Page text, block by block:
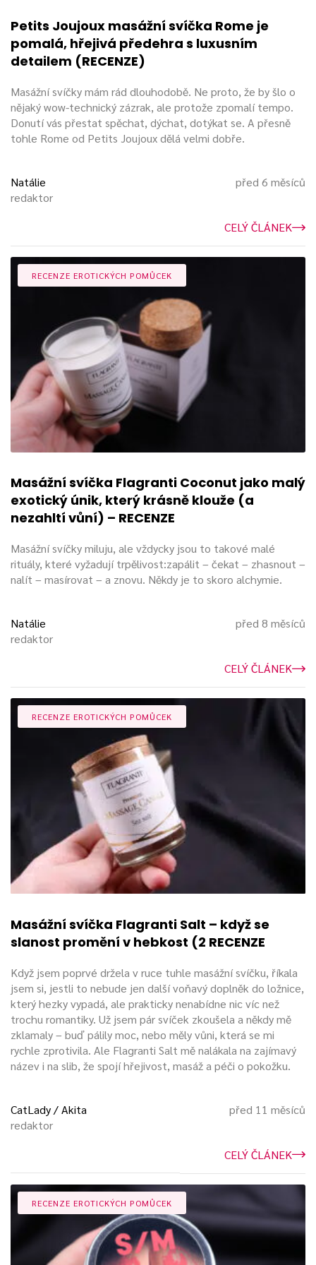
Petits Joujoux masážní svíčka Rome je
pomalá, hřejivá předehra s luxusním
detailem (RECENZE)
Masážní svíčky mám rád dlouhodobě. Ne proto, že by šlo o
nějaký wow-technický zázrak, ale protože zpomalí tempo.
Donutí vás přestat spěchat, dýchat, dotýkat se. A přesně
tohle Rome od Petits Joujoux dělá velmi dobře.
Natálie
redaktor
před 6 měsíců
CELÝ ČLÁNEK
RECENZE EROTICKÝCH POMŮCEK
Masážní svíčka Flagranti Coconut jako malý
exotický únik, který krásně klouže (a
nezahltí vůní) – RECENZE
Masážní svíčky miluju, ale vždycky jsou to takové malé
rituály, které vyžadují trpělivost:zapálit – čekat – zhasnout –
nalít – masírovat – a znovu. Někdy je to skoro alchymie.
Natálie
redaktor
před 8 měsíců
CELÝ ČLÁNEK
RECENZE EROTICKÝCH POMŮCEK
Masážní svíčka Flagranti Salt – když se
slanost promění v hebkost (2 RECENZE
Když jsem poprvé držela v ruce tuhle masážní svíčku, říkala
jsem si, jestli to nebude jen další voňavý doplněk do ložnice,
který hezky vypadá, ale prakticky nenabídne nic víc než
trochu romantiky. Už jsem pár svíček zkoušela a někdy mě
zklamaly – buď pálily moc, nebo měly vůni, která se mi
rychle zprotivila. Ale Flagranti Salt mě nalákala na zajímavý
název i na slib, že spojí hřejivost, masáž a péči o pokožku.
CatLady / Akita
redaktor
před 11 měsíců
CELÝ ČLÁNEK
RECENZE EROTICKÝCH POMŮCEK